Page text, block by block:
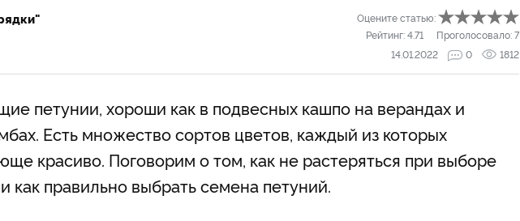
Оцените статью:
Рейтинг:4.71 Проголосовало:7
14.01.2022
0 1812
петунии, хороши как в подвесных кашпо на верандах и
Есть множество сортов цветов, каждый из которых
красиво. Поговорим о том, как не растеряться при выборе
как правильно выбрать семена петуний.